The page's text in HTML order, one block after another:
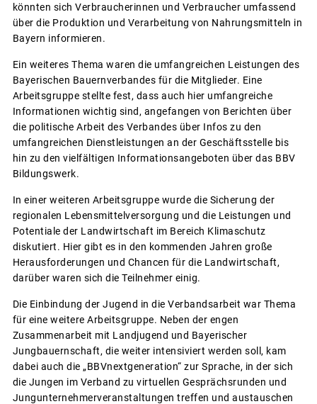
könnten sich Verbraucherinnen und Verbraucher umfassend
über die Produktion und Verarbeitung von Nahrungsmitteln in
Bayern informieren.
Ein weiteres Thema waren die umfangreichen Leistungen des
Bayerischen Bauernverbandes für die Mitglieder. Eine
Arbeitsgruppe stellte fest, dass auch hier umfangreiche
Informationen wichtig sind, angefangen von Berichten über
die politische Arbeit des Verbandes über Infos zu den
umfangreichen Dienstleistungen an der Geschäftsstelle bis
hin zu den vielfältigen Informationsangeboten über das BBV
Bildungswerk.
In einer weiteren Arbeitsgruppe wurde die Sicherung der
regionalen Lebensmittelversorgung und die Leistungen und
Potentiale der Landwirtschaft im Bereich Klimaschutz
diskutiert. Hier gibt es in den kommenden Jahren große
Herausforderungen und Chancen für die Landwirtschaft,
darüber waren sich die Teilnehmer einig.
Die Einbindung der Jugend in die Verbandsarbeit war Thema
für eine weitere Arbeitsgruppe. Neben der engen
Zusammenarbeit mit Landjugend und Bayerischer
Jungbauernschaft, die weiter intensiviert werden soll, kam
dabei auch die „BBVnextgeneration“ zur Sprache, in der sich
die Jungen im Verband zu virtuellen Gesprächsrunden und
Jungunternehmerveranstaltungen treffen und austauschen